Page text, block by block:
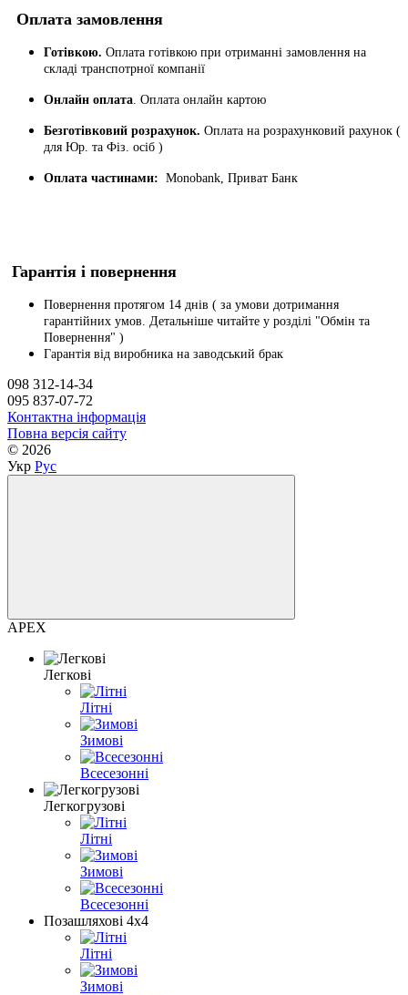
Оплата замовлення
Готівкою. Оплата готівкою при отриманні замовлення на
складі транспотрної компанії
Онлайн оплата . Оплата онлайн картою
Безготівковий розрахунок. Оплата на розрахунковий рахунок (
для Юр. та Фіз. осіб )
Оплата частинами: Monobank, Приват Банк
Гарантія і повернення
Повернення протягом 14 днів ( за умови дотримання
гарантійних умов. Детальніше читайте у розділі "Обмін та
Повернення" )
Гарантія від виробника на заводський брак
098 312-14-34
095 837-07-72
Контактна інформація
Повна версія сайту
© 2026
Укр Рус
APEX
Легкові
Літні
Зимові
Всесезонні
Легкогрузові
Літні
Зимові
Всесезонні
Позашляхові 4х4
Літні
Зимові